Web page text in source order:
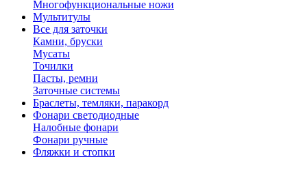
Многофункциональные ножи
Мультитулы
Все для заточки
Камни, бруски
Мусаты
Точилки
Пасты, ремни
Заточные системы
Браслеты, темляки, паракорд
Фонари светодиодные
Налобные фонари
Фонари ручные
Фляжки и стопки